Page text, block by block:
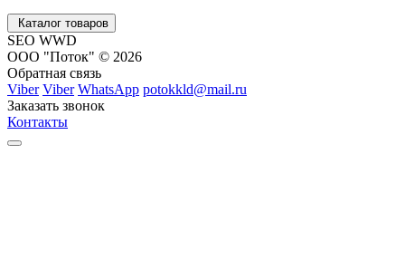
Каталог товаров
SEO WWD
ООО "Поток" © 2026
Обратная связь
Viber Viber WhatsApp potokkld@mail.ru
Заказать звонок
Контакты